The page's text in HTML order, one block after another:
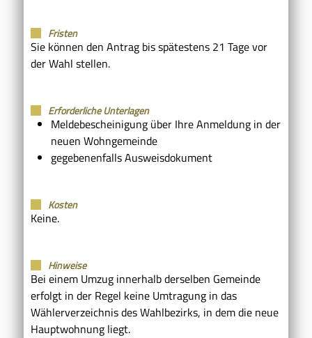
Fristen
Sie können den Antrag bis spätestens 21 Tage vor
der Wahl stellen.
Erforderliche Unterlagen
Meldebescheinigung über Ihre Anmeldung in der
neuen Wohngemeinde
gegebenenfalls Ausweisdokument
Kosten
Keine.
Hinweise
Bei einem Umzug innerhalb derselben Gemeinde
erfolgt in der Regel keine Umtragung in das
Wählerverzeichnis des Wahlbezirks, in dem die neue
Hauptwohnung liegt.